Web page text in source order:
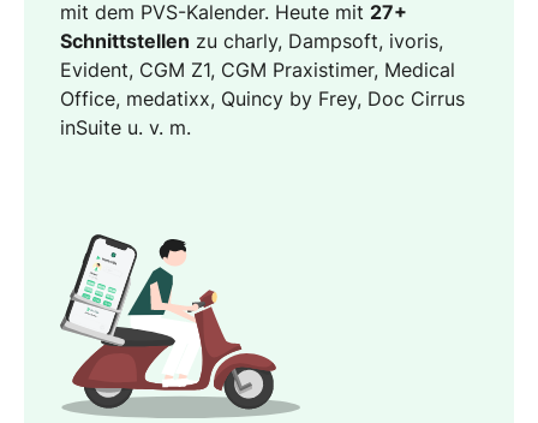
mit dem PVS-Kalender. Heute mit 27+
Schnittstellen zu charly, Dampsoft, ivoris,
Evident, CGM Z1, CGM Praxistimer, Medical
Office, medatixx, Quincy by Frey, Doc Cirrus
inSuite u. v. m.